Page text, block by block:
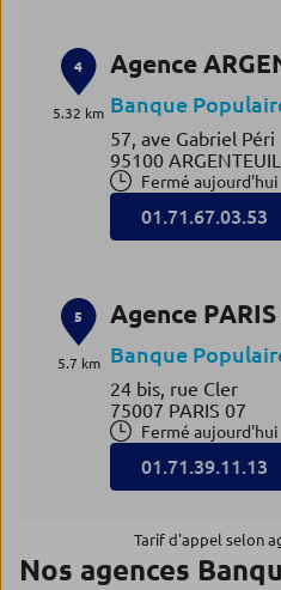
4
5.32 km
Agence
Banque
57, ave Gabriel Péri
95100 ARGENTEUIL
Fermé aujourd'hui
01.71.67.03.53
5
5.7 km
Agence
Banque
24 bis, rue Cler
75007 PARIS 07
Fermé aujourd'hui
01.71.39.11.13
Tarif d'appel selon
Nos agences